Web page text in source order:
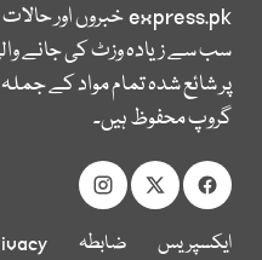
express.pkخبروں اور
سب سے زیادہ وزٹ کی جانے
پر شائع شدہ تمام مواد کے
گروپ محفوظ ہیں۔
ایکسپریس
ضابطہ